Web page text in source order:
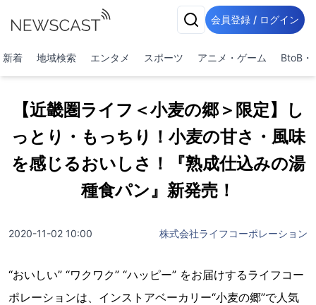
会員登録 / ログイン
新着 地域検索 エンタメ スポーツ アニメ・ゲーム BtoB・
【近畿圏ライフ＜小麦の郷＞限定】し
っとり・もっちり！小麦の甘さ・風味
を感じるおいしさ！『熟成仕込みの湯
種食パン』新発売！
2020-11-02 10:00 株式会社ライフコーポレーション
“おいしい” “ワクワク” “ハッピー” をお届けするライフコー
ポレーションは、インストアベーカリー“小麦の郷”で人気